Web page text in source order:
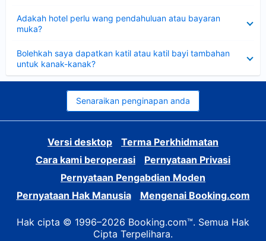
Adakah hotel perlu wang pendahuluan atau bayaran
muka?
Bolehkah saya dapatkan katil atau katil bayi tambahan
untuk kanak-kanak?
Senaraikan penginapan anda
Versi desktop
Terma Perkhidmatan
Cara kami beroperasi
Pernyataan Privasi
Pernyataan Pengabdian Moden
Pernyataan Hak Manusia
Mengenai Booking.com
Hak cipta © 1996–2026 Booking.com™. Semua Hak
Cipta Terpelihara.